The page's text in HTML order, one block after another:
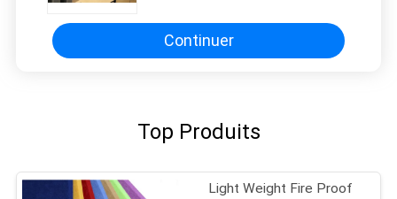
Continuer
Top Produits
Light Weight Fire Proof